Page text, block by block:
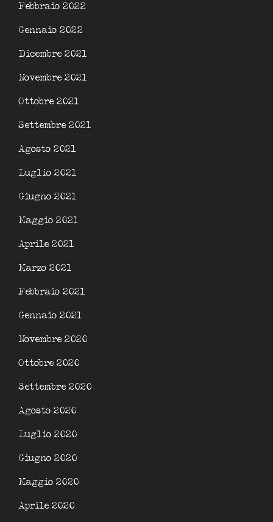
Febbraio 2022
Gennaio 2022
Dicembre 2021
Novembre 2021
Ottobre 2021
Settembre 2021
Agosto 2021
Luglio 2021
Giugno 2021
Maggio 2021
Aprile 2021
Marzo 2021
Febbraio 2021
Gennaio 2021
Novembre 2020
Ottobre 2020
Settembre 2020
Agosto 2020
Luglio 2020
Giugno 2020
Maggio 2020
Aprile 2020